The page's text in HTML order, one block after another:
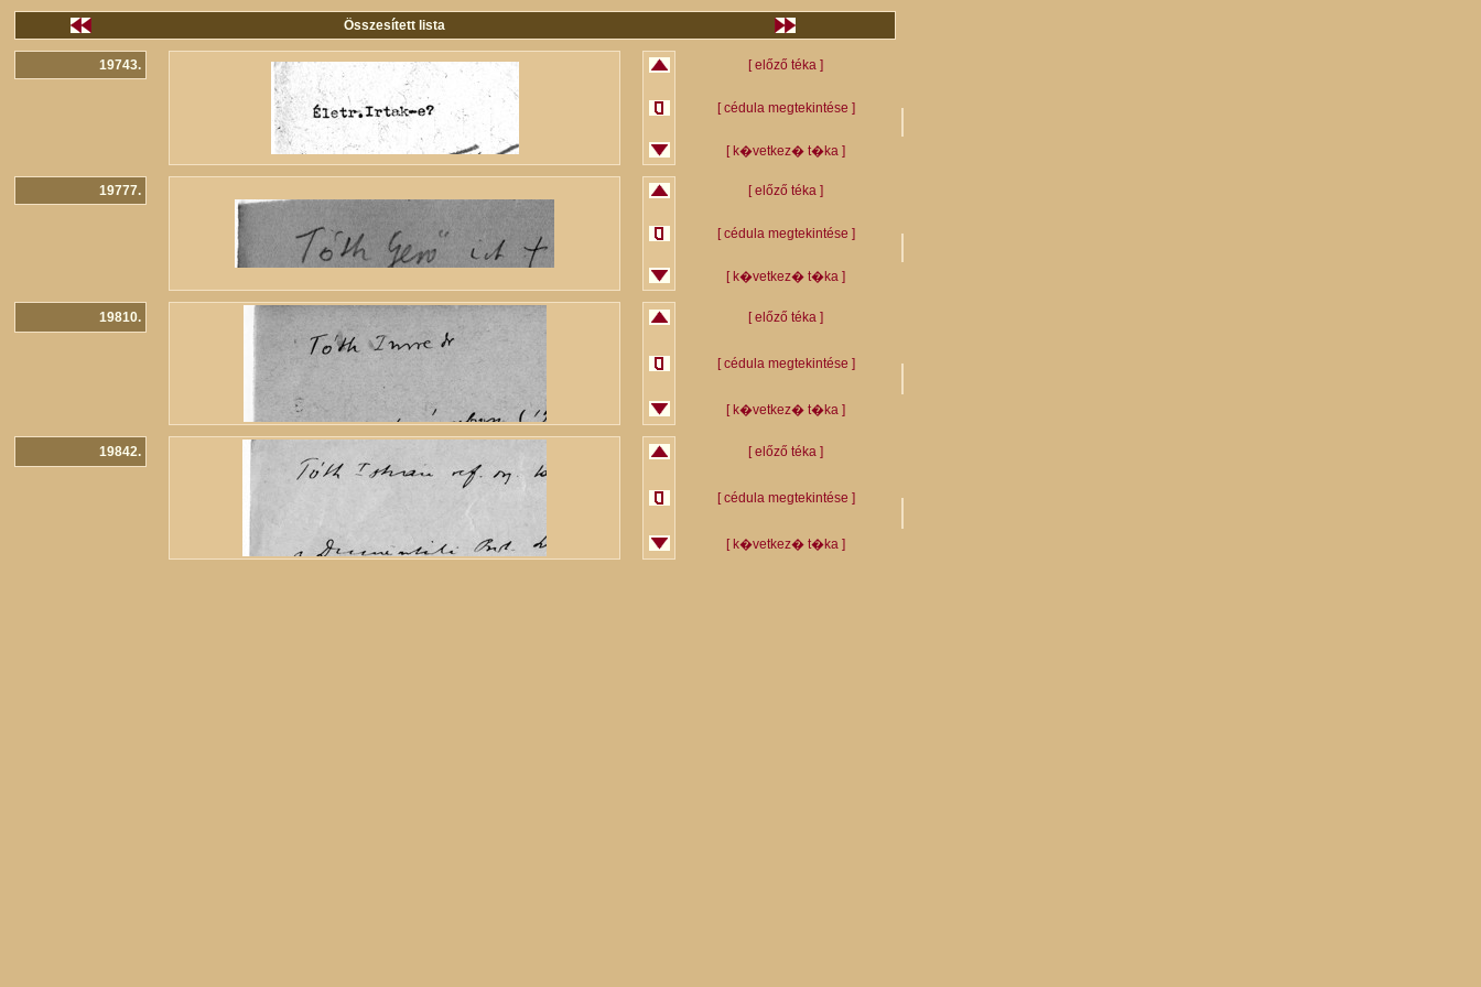
Összesített lista
19743. [ előző téka ]
[ cédula megtekintése ]
[ k�vetkez� t�ka ]
19777. [ előző téka ]
[ cédula megtekintése ]
[ k�vetkez� t�ka ]
19810. [ előző téka ]
[ cédula megtekintése ]
[ k�vetkez� t�ka ]
19842. [ előző téka ]
[ cédula megtekintése ]
[ k�vetkez� t�ka ]